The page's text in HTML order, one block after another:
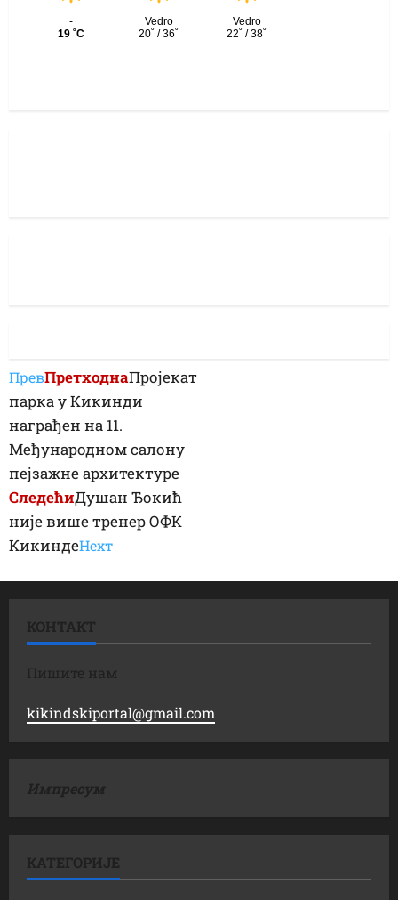
ПревПретходнаПројекат
парка у Кикинди
награђен на 11.
Међународном салону
пејзажне архитектуре
СледећиДушан Ђокић
није више тренер ОФК
КикиндеНеxт
КОНТАКТ
Пишите нам
kikindskiportal@gmail.com
Импресум
КАТЕГОРИЈЕ